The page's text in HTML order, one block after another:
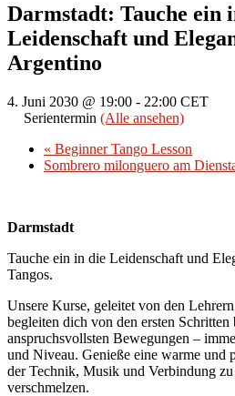
Darmstadt: Tauche ein
Leidenschaft und
Argentino
4. Juni 2030 @ 19:00 - 22:00 CET
Serientermin (Alle ansehen)
« Beginner Tango Lesson
Sombrero milonguero am
Darmstadt
Tauche ein in die Leidenschaft und
Tangos.
Unsere Kurse, geleitet von den
begleiten dich von den ersten Schritten
anspruchsvollsten Bewegungen –
und Niveau. Genieße eine warme und
der Technik, Musik und Verbindung
verschmelzen.